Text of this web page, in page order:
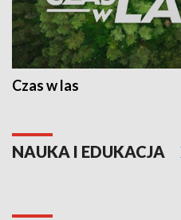
Czas w las
NAUKA I EDUKACJA